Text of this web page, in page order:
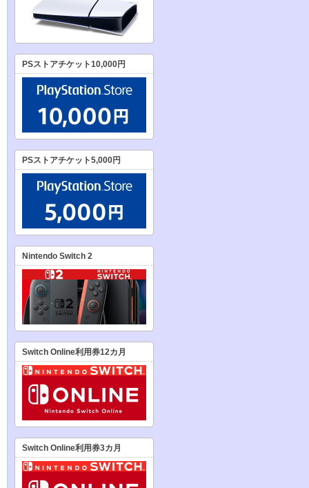
PSストアチケット10,000円
PSストアチケット5,000円
Nintendo Switch 2
Switch Online利用券12カ月
Switch Online利用券3カ月